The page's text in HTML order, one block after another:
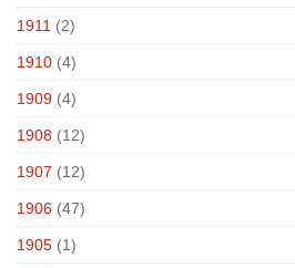
1911 (2)
1910 (4)
1909 (4)
1908 (12)
1907 (12)
1906 (47)
1905 (1)